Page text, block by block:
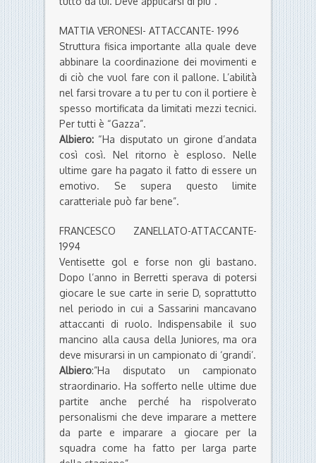
MATTIA VERONESI- ATTACCANTE- 1996
Struttura fisica importante alla quale deve
abbinare la coordinazione dei movimenti e
di ciò che vuol fare con il pallone. L’abilità
nel farsi trovare a tu per tu con il portiere è
spesso mortificata da limitati mezzi tecnici.
Per tutti è “Gazza”.
Albiero: “Ha disputato un girone d’andata
così così. Nel ritorno è esploso. Nelle
ultime gare ha pagato il fatto di essere un
emotivo. Se supera questo limite
caratteriale può far bene”.
FRANCESCO ZANELLATO-ATTACCANTE-
1994
Ventisette gol e forse non gli bastano.
Dopo l’anno in Berretti sperava di potersi
giocare le sue carte in serie D, soprattutto
nel periodo in cui a Sassarini mancavano
attaccanti di ruolo. Indispensabile il suo
mancino alla causa della Juniores, ma ora
deve misurarsi in un campionato di ‘grandi’.
Albiero:”Ha disputato un campionato
straordinario. Ha sofferto nelle ultime due
partite anche perché ha rispolverato
personalismi che deve imparare a mettere
da parte e imparare a giocare per la
squadra come ha fatto per larga parte